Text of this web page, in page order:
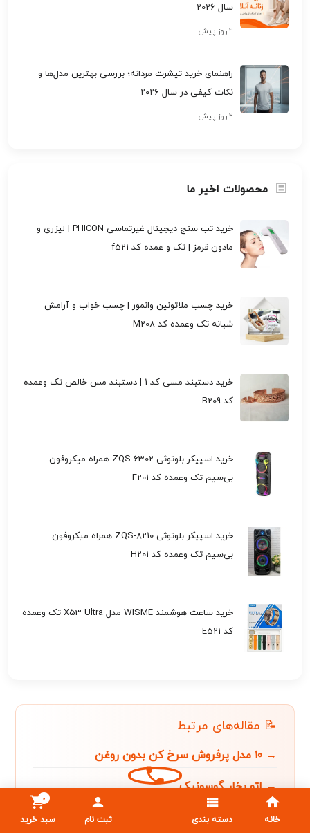
سال 2026
۲ روز پیش
راهنمای خرید تیشرت مردانه؛ بررسی بهترین مدل‌ها و
نکات کیفی در سال ۲۰۲۶
۲ روز پیش
محصولات اخیر ما
خرید تب سنج دیجیتال غیرتماسی PHICON | لیزری و
مادون قرمز | تک و عمده کد f521
خرید چسب ملاتونین وانمور | چسب خواب و آرامش
شبانه تک وعمده کد M208
خرید دستبند مسی کد 1 | دستبند مس خالص تک وعمده
کد B209
خرید اسپیکر بلوتوثی ZQS-6302 همراه میکروفون
بی‌سیم تک وعمده کد F201
خرید اسپیکر بلوتوثی ZQS-8210 همراه میکروفون
بی‌سیم تک وعمده کد H201
خرید ساعت هوشمند WISME مدل X53 Ultra تک وعمده
کد E521
📝 مقاله‌های مرتبط
→ ۱۰ مدل پرفروش سرخ کن بدون روغن
→ اتو بخار گوسونیک
→ جاروبرقی فیلیپس
خانه دسته بندی ثبت نام سبد خرید
0